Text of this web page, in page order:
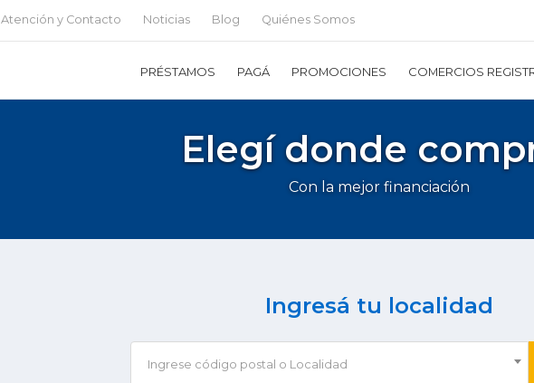
PRÉSTAMOS PAGÁ PROMOCIONES COMERCIOS
Atención y Contacto Noticias Blog Quiénes Somos
Elegí donde
Con la mejor financiación
Ingresá tu localidad
Ingrese código postal o Localidad